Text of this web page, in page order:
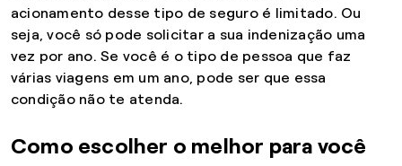
acionamento desse tipo de seguro é limitado. Ou
seja, você só pode solicitar a sua indenização uma
vez por ano. Se você é o tipo de pessoa que faz
várias viagens em um ano, pode ser que essa
condição não te atenda.
Como escolher o melhor para você